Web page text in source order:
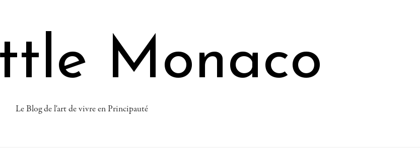
Monaco
Le Blog de l'art de vivre en Principauté